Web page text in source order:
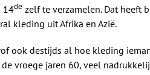
14de zelf te verzamelen. Dat heeft
kleding uit Afrika en Azië.
ook destijds al hoe kleding
vroege jaren 60, veel